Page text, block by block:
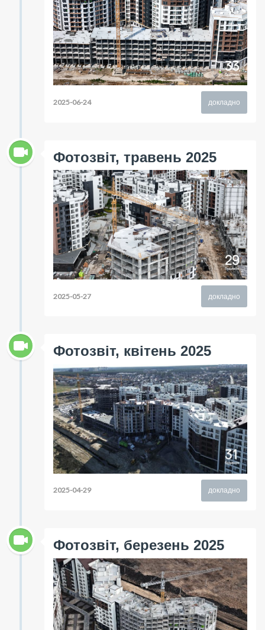
докладно
2025-06-24
Фотозвіт, травень 2025
докладно
2025-05-27
Фотозвіт, квітень 2025
докладно
2025-04-29
Фотозвіт, березень 2025